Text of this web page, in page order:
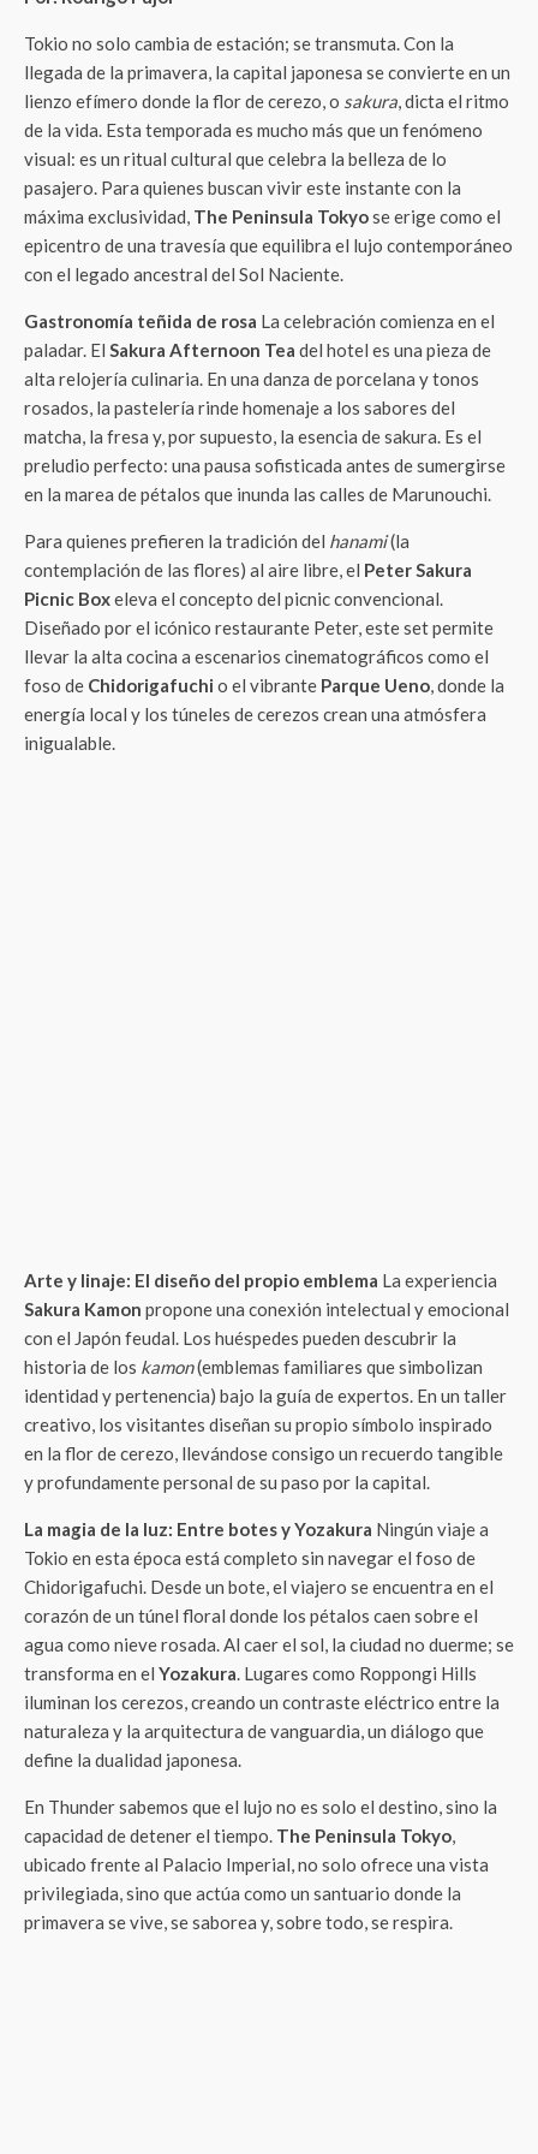
Tokio no solo cambia de estación; se transmuta. Con la
llegada de la primavera, la capital japonesa se convierte en un
lienzo efímero donde la flor de cerezo, o sakura, dicta el ritmo
de la vida. Esta temporada es mucho más que un fenómeno
visual: es un ritual cultural que celebra la belleza de lo
pasajero. Para quienes buscan vivir este instante con la
máxima exclusividad, The Peninsula Tokyose erige como el
epicentro de una travesía que equilibra el lujo contemporáneo
con el legado ancestral del Sol Naciente.
Gastronomía teñida de rosa La celebración comienza en el
paladar. El Sakura Afternoon Tea del hotel es una pieza de
alta relojería culinaria. En una danza de porcelana y tonos
rosados, la pastelería rinde homenaje a los sabores del
matcha, la fresa y, por supuesto, la esencia de sakura. Es el
preludio perfecto: una pausa sofisticada antes de sumergirse
en la marea de pétalos que inunda las calles de Marunouchi.
Para quienes prefieren la tradición del hanami(la
contemplación de las flores) al aire libre, el Peter Sakura
Picnic Boxeleva el concepto del picnic convencional.
Diseñado por el icónico restaurante Peter, este set permite
llevar la alta cocina a escenarios cinematográficos como el
foso de Chidorigafuchi o el vibrante Parque Ueno, donde la
energía local y los túneles de cerezos crean una atmósfera
inigualable.
Arte y linaje: El diseño del propio emblema La experiencia
Sakura Kamon propone una conexión intelectual y emocional
con el Japón feudal. Los huéspedes pueden descubrir la
historia de los kamon(emblemas familiares que simbolizan
identidad y pertenencia) bajo la guía de expertos. En un taller
creativo, los visitantes diseñan su propio símbolo inspirado
en la flor de cerezo, llevándose consigo un recuerdo tangible
y profundamente personal de su paso por la capital.
La magia de la luz: Entre botes y Yozakura Ningún viaje a
Tokio en esta época está completo sin navegar el foso de
Chidorigafuchi. Desde un bote, el viajero se encuentra en el
corazón de un túnel floral donde los pétalos caen sobre el
agua como nieve rosada. Al caer el sol, la ciudad no duerme; se
transforma en el Yozakura. Lugares como Roppongi Hills
iluminan los cerezos, creando un contraste eléctrico entre la
naturaleza y la arquitectura de vanguardia, un diálogo que
define la dualidad japonesa.
En Thunder sabemos que el lujo no es solo el destino, sino la
capacidad de detener el tiempo. The Peninsula Tokyo,
ubicado frente al Palacio Imperial, no solo ofrece una vista
privilegiada, sino que actúa como un santuario donde la
primavera se vive, se saborea y, sobre todo, se respira.